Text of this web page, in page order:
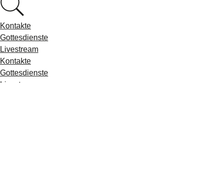
Kontakte
Gottesdienste
Livestream
Kontakte
Gottesdienste
Livestream